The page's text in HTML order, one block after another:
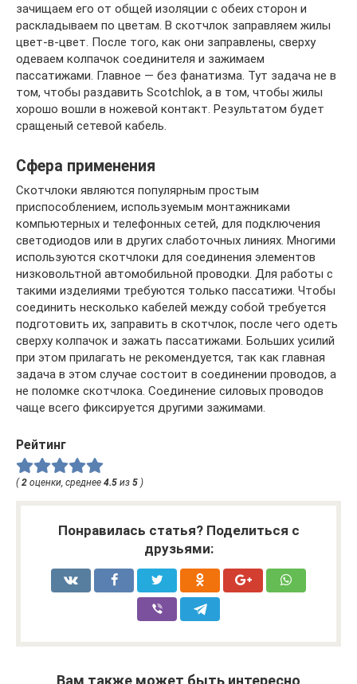
зачищаем его от общей изоляции с обеих сторон и
раскладываем по цветам. В скотчлок заправляем жилы
цвет-в-цвет. После того, как они заправлены, сверху
одеваем колпачок соединителя и зажимаем
пассатижами. Главное — без фанатизма. Тут задача не в
том, чтобы раздавить Scotchlok, а в том, чтобы жилы
хорошо вошли в ножевой контакт. Результатом будет
сращеный сетевой кабель.
Сфера применения
Скотчлоки являются популярным простым
приспособлением, используемым монтажниками
компьютерных и телефонных сетей, для подключения
светодиодов или в других слаботочных линиях. Многими
используются скотчлоки для соединения элементов
низковольтной автомобильной проводки. Для работы с
такими изделиями требуются только пассатижи. Чтобы
соединить несколько кабелей между собой требуется
подготовить их, заправить в скотчлок, после чего одеть
сверху колпачок и зажать пассатижами. Больших усилий
при этом прилагать не рекомендуется, так как главная
задача в этом случае состоит в соединении проводов, а
не поломке скотчлока. Соединение силовых проводов
чаще всего фиксируется другими зажимами.
Рейтинг
(2 оценки, среднее 4.5 из 5 )
Понравилась статья? Поделиться с
друзьями:
Вам также может быть интересно